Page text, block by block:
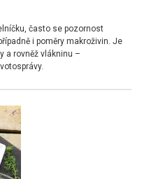
často se pozornost
i poměry makroživin. Je
a rovněž vlákninu –